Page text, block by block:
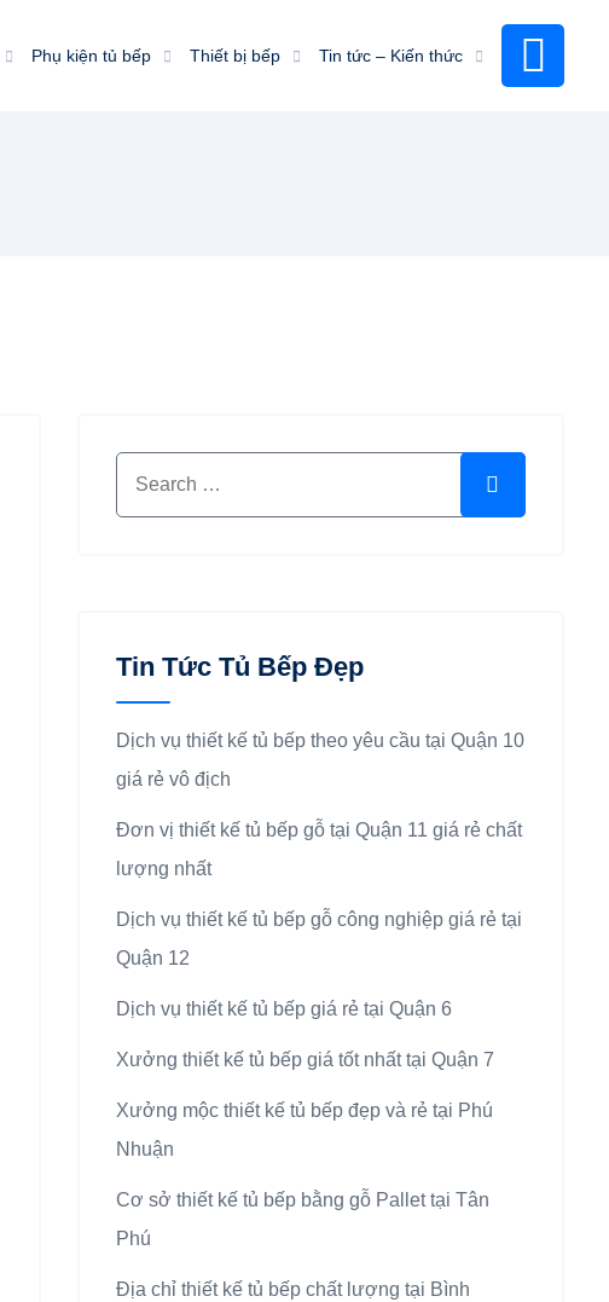
Phụ kiện tủ bếp Thiết bị bếp Tin tức – Kiến thức
Tin Tức Tủ Bếp Đẹp
Dịch vụ thiết kế tủ bếp theo yêu cầu tại Quận 10
giá rẻ vô địch
Đơn vị thiết kế tủ bếp gỗ tại Quận 11 giá rẻ chất
lượng nhất
Dịch vụ thiết kế tủ bếp gỗ công nghiệp giá rẻ tại
Quận 12
Dịch vụ thiết kế tủ bếp giá rẻ tại Quận 6
Xưởng thiết kế tủ bếp giá tốt nhất tại Quận 7
Xưởng mộc thiết kế tủ bếp đẹp và rẻ tại Phú
Nhuận
Cơ sở thiết kế tủ bếp bằng gỗ Pallet tại Tân
Phú
Địa chỉ thiết kế tủ bếp chất lượng tại Bình